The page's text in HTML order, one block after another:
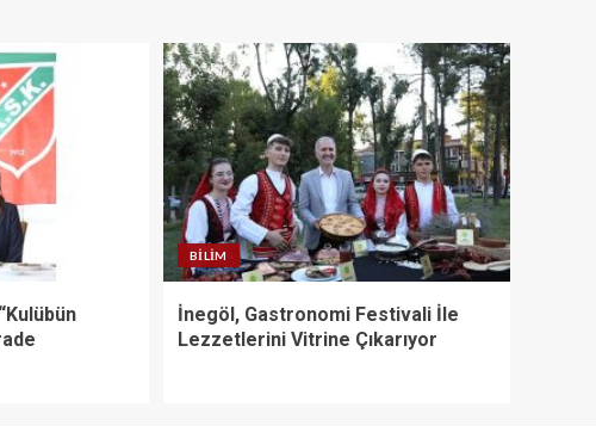
BILIM
İnegöl, Gastronomi Festivali İle
Lezzetlerini Vitrine Çıkarıyor